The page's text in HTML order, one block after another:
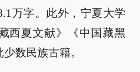
万字。此外，宁夏大学
西夏文献》《中国藏黑
数民族古籍。